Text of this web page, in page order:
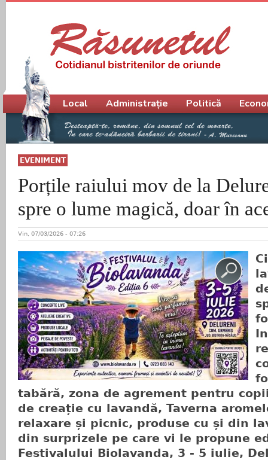
EVENIMENT
Porțile raiului mov de la
spre o lume magică, doar în
Vin, 07/03/2026 - 07:26
tabără, zona de agrement pentru
de creație cu lavandă, Taverna
relaxare și picnic, produse cu și din
din surprizele pe care vi le propune
Festivalului Biolavanda, 3 - 5 iulie,
Meniu principal
Local Administrație Politică